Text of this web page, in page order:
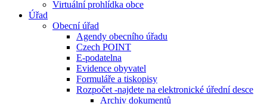
Virtuální prohlídka obce
Úřad
Obecní úřad
Agendy obecního úřadu
Czech POINT
E-podatelna
Evidence obyvatel
Formuláře a tiskopisy
Rozpočet -najdete na elektronické úřední desce
Archiv dokumentů